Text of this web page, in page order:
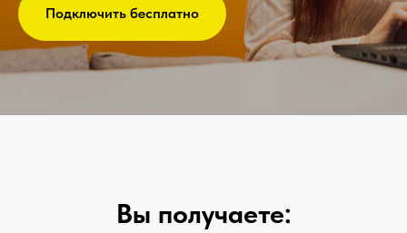
Подключить бесплатно
Вы получаете: